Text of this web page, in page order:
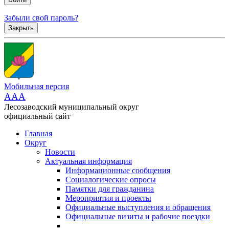
Забыли свой пароль?
Закрыть
Мобильная версия
AAA
Лесозаводский муниципальный округ
официальный сайт
Главная
Округ
Новости
Актуальная информация
Информационные сообщения
Социалогические опросы
Памятки для гражданина
Мероприятия и проекты
Официальные выступления и обращения
Официальные визиты и рабочие поездки